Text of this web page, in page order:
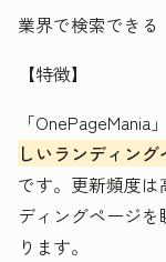
業界で検索できる
【特徴】
「OnePageMania
しいランディン
です。更新頻度
ディングページ
ります。